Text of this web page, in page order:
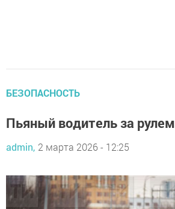
БЕЗОПАСНОСТЬ
Пьяный водитель за рулем
admin, 2 марта 2026 - 12:25